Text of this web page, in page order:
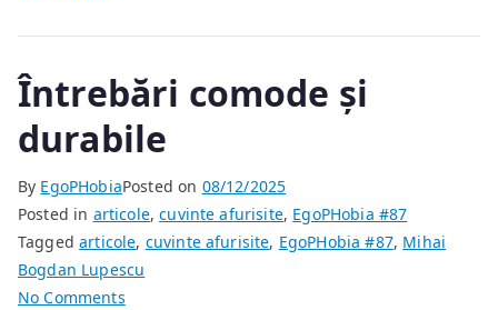
Întrebări comode și
durabile
By EgoPHobiaPosted on 08/12/2025
Posted in articole,cuvinte afurisite, EgoPHobia #87
Taggedarticole, cuvinte afurisite, EgoPHobia #87, Mihai
Bogdan Lupescu
No Commentson